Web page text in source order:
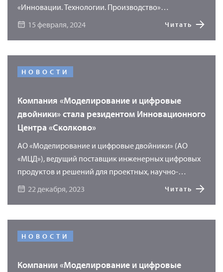
«Инновации. Технологии. Производство»
специалисты компании «Моделирование и
Актуальных материалов) для хранения и обработки
программы «УМКА» позволяет перейти на новый
уровень сквозного проектирования, где точкой
начала проектирования является материал.
15 февраля, 2024 Читать
НОВОСТИ
Компания «Моделирование и цифровые
двойники» стала резидентом Инновационного
Центра «Сколково»
АО «Моделирование и цифровые двойники» (АО
«МЦД»), ведущий поставщик инженерных цифровых
продуктов и решений для проектных, научно-
исследовательских и производственных
22 декабря, 2023 Читать
НОВОСТИ
Компании «Моделирование и цифровые